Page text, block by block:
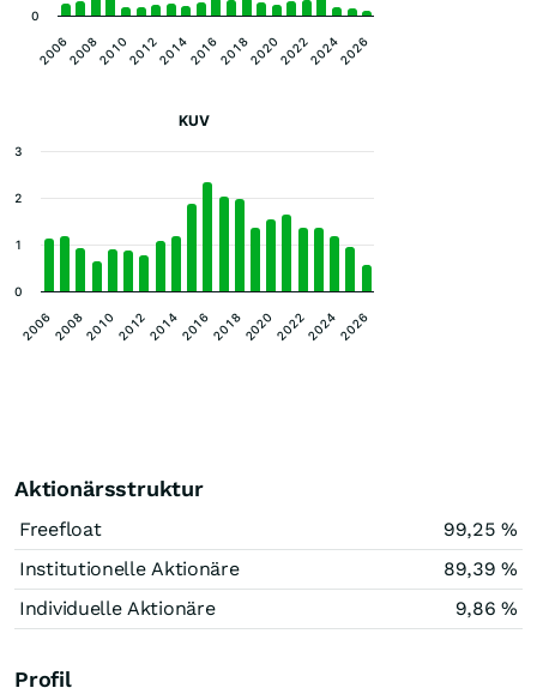
20062008201020122014201620182020202220242026
0
KUV
20062008201020122014201620182020202220242026
0
1
2
3
Aktionärsstruktur
Freefloat
99,25 %
Institutionelle Aktionäre
89,39 %
Individuelle Aktionäre
9,86 %
Profil